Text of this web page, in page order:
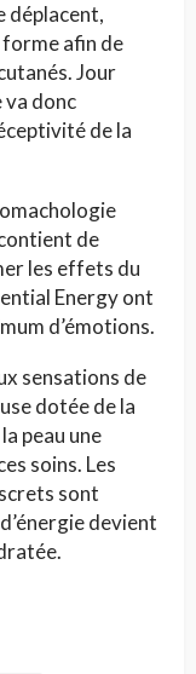
déplacent,
forme afin de
Jour
va donc
de la
de
les effets du
Energy ont
d’émotions.
sensations de
dotée de la
peau une
soins. Les
sont
devient